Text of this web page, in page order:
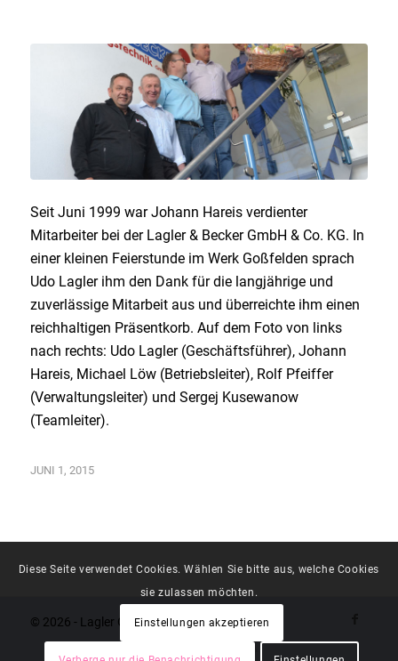
Seit Juni 1999 war Johann Hareis verdienter
Mitarbeiter bei der Lagler & Becker GmbH & Co. KG. In
einer kleinen Feierstunde im Werk Goßfelden sprach
Udo Lagler ihm den Dank für die langjährige und
zuverlässige Mitarbeit aus und überreichte ihm einen
reichhaltigen Präsentkorb. Auf dem Foto von links
nach rechts: Udo Lagler (Geschäftsführer), Johann
Hareis, Michael Löw (Betriebsleiter), Rolf Pfeiffer
(Verwaltungsleiter) und Sergej Kusewanow
(Teamleiter).
JUNI 1, 2015
© 2026 - Lagler Gruppe
Diese Seite verwendet Cookies. Wählen Sie bitte aus, welche Cookies
sie zulassen möchten.
Einstellungen akzeptieren